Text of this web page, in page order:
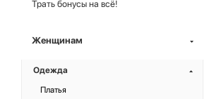
Трать бонусы на всё!
Женщинам
Одежда
Платья